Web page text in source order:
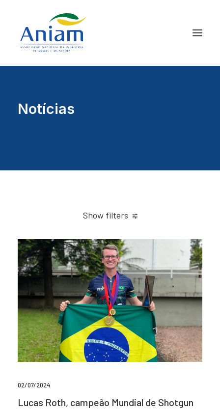
Notícias
Show filters
02/07/2024
Lucas Roth, campeão Mundial de Shotgun